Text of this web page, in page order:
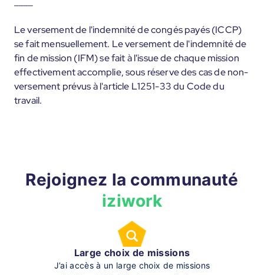
Le versement de l'indemnité de congés payés (ICCP)
se fait mensuellement. Le versement de l'indemnité de
fin de mission (IFM) se fait à l'issue de chaque mission
effectivement accomplie, sous réserve des cas de non-
versement prévus à l'article L1251-33 du Code du
travail.
Rejoignez la communauté
iziwork
Large choix de missions
J’ai accès à un large choix de missions